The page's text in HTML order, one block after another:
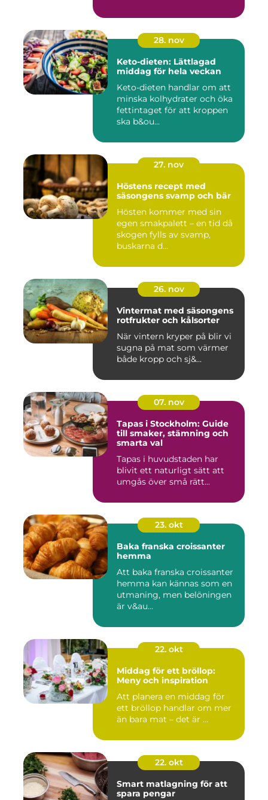
28. nov
Keto-dieten: Lättlagad
middag för hela veckan
Keto-dieten handlar om att
minska kolhydrater och öka
fettintaget för att kroppen
ska b&ou...
27. nov
Höstens recept med
säsongens svamp och bär
Hösten kommer med sin
egen smakpalett – en tid då
skogen fylls av svamp,
buskarna d...
26. nov
Vintermat med säsongens
rotfrukter och kålsorter
När vintern kryper på blir vi
sugna på mat som värmer
både kropp och sj&...
07. nov
Tapas i Stockholm: Guide
till smaker, stämning och
smarta val
Tapas i huvudstaden har
blivit ett naturligt sätt att
umgås över små rätt...
23. okt
Baka franska croissanter
hemma
Att baka franska croissanter
hemma kan kännas som en
utmaning, men belöningen
är v&au...
22. okt
Middag för ett bröllop:
Meny och inspiration
Att planera en middag för
ett bröllop handlar om mer
än bara mat – det är ...
22. okt
Smart matlagning för att
spara pengar